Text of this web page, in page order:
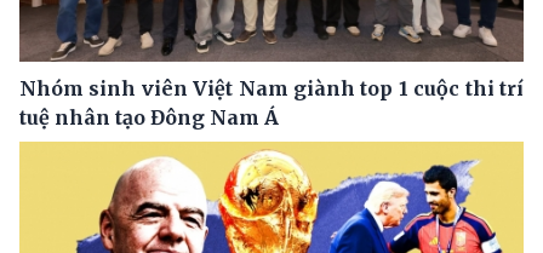
Nhóm sinh viên Việt Nam giành top 1 cuộc thi trí
tuệ nhân tạo Đông Nam Á